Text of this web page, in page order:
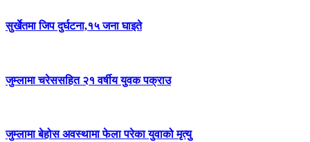
सुर्खेतमा जिप दुर्घटना,१५ जना घाइते
जुम्लामा चरेससहित २१ वर्षीय युवक पक्राउ
जुम्लामा बेहोस अवस्थामा फेला परेका युवाको मृत्यु